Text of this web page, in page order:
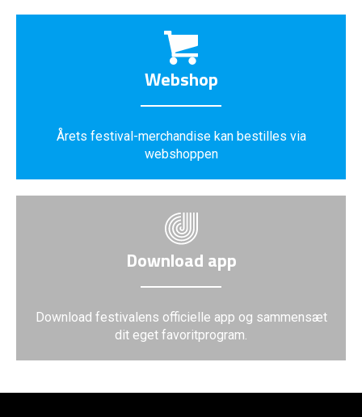
Webshop
Årets festival-merchandise kan bestilles via
webshoppen
Download app
Download festivalens officielle app og sammensæt
dit eget favoritprogram.